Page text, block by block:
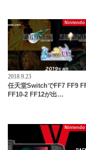
Nintendo
2018.9.23
任天堂SwitchでFF7 FF9
FF10-2 FF12が出…
Nintendo